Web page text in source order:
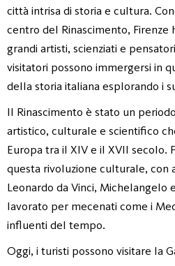
città intrisa di storia e cultura.
centro del Rinascimento, Firenze
grandi artisti, scienziati e
visitatori possono immergersi in
della storia italiana esplorando i
Il Rinascimento è stato un
artistico, culturale e scientifico
Europa tra il XIV e il XVII secolo.
questa rivoluzione culturale, con
Leonardo da Vinci, Michelangelo
lavorato per mecenati come i
influenti del tempo.
Oggi, i turisti possono visitare la